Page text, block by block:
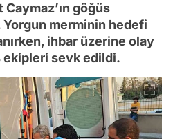
göğüs
merminin hedefi
ihbar üzerine olay
ekipleri sevk edildi.